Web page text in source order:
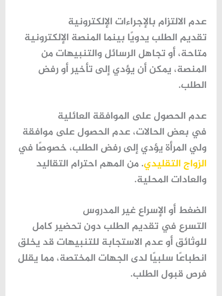
عدم الالتزام بالإجراءات الإلكترونية
تقديم الطلب يدويًا بينما المنصة الإلكترونية
متاحة، أو تجاهل الرسائل والتنبيهات من
المنصة، يمكن أن يؤدي إلى تأخير أو رفض
الطلب.
عدم الحصول على الموافقة العائلية
في بعض الحالات، عدم الحصول على موافقة
ولي المرأة يؤدي إلى رفض الطلب، خصوصًا في
الزواج التقليدي. من المهم احترام التقاليد
والعادات المحلية.
الضغط أو الإسراع غير المدروس
التسرع في تقديم الطلب دون تحضير كامل
للوثائق أو عدم الاستجابة للتنبيهات قد يخلق
انطباعًا سلبيًا لدى الجهات المختصة، مما يقلل
فرص قبول الطلب.